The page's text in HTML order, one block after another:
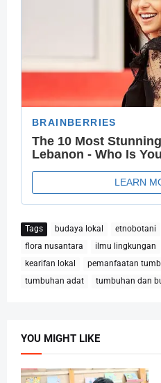
Tags budaya lokal etnobotani
flora nusantara
ilmu lingkungan
kearifan lokal
pemanfaatan
tumbuhan adat
tumbuhan dan
YOU MIGHT LIKE